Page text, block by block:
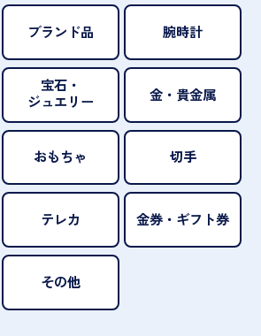
ブランド品 腕時計
宝石・
ジュエリー
金・貴金属
おもちゃ 切手
テレカ 金券・ギフト券
その他